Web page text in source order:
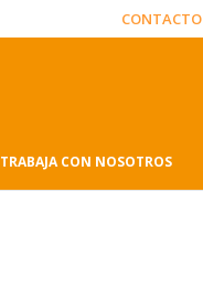
CONTACTO
TRABAJA CON NOSOTROS